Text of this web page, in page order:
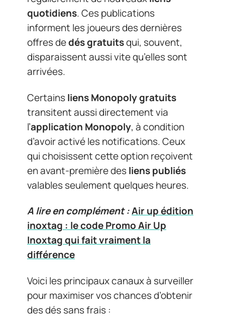
quotidiens. Ces publications
informent les joueurs des dernières
offres dedés gratuitsqui, souvent,
disparaissent aussi vite qu’elles sont
arrivées.
Certainsliens Monopoly gratuits
transitent aussi directement via
l’application Monopoly, à condition
d’avoir activé les notifications. Ceux
qui choisissent cette option reçoivent
en avant-première desliens publiés
valables seulement quelques heures.
A lire en complément :Air up édition
inoxtag : le code Promo Air Up
Inoxtag qui fait vraiment la
différence
Voici les principaux canaux à surveiller
pour maximiser vos chances d’obtenir
des dés sans frais :